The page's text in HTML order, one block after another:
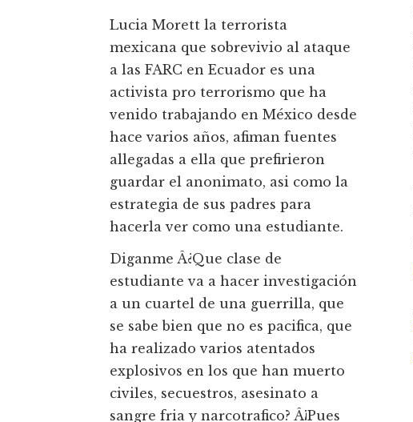
Lucia Morett la terrorista
mexicana que sobrevivio al ataque
a las FARC en Ecuador es una
activista pro terrorismo que ha
venido trabajando en México desde
hace varios años, afiman fuentes
allegadas a ella que prefirieron
guardar el anonimato, asi como la
estrategia de sus padres para
hacerla ver como una estudiante.
Diganme Â¿Que clase de
estudiante va a hacer investigación
a un cuartel de una guerrilla, que
se sabe bien que no es pacifica, que
ha realizado varios atentados
explosivos en los que han muerto
civiles, secuestros, asesinato a
sangre fria y narcotrafico? Â¡Pues